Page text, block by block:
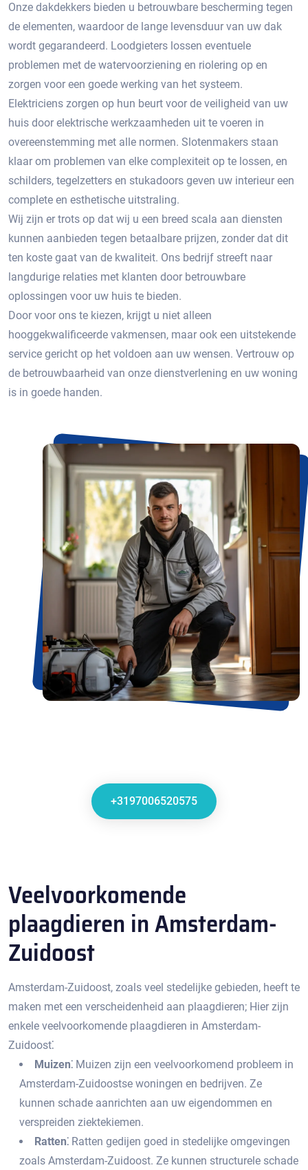
Onze dakdekkers bieden u betrouwbare bescherming tegen
de elementen, waardoor de lange levensduur van uw dak
wordt gegarandeerd. Loodgieters lossen eventuele
problemen met de watervoorziening en riolering op en
zorgen voor een goede werking van het systeem.
Elektriciens zorgen op hun beurt voor de veiligheid van uw
huis door elektrische werkzaamheden uit te voeren in
overeenstemming met alle normen. Slotenmakers staan ​​
klaar om problemen van elke complexiteit op te lossen, en
schilders, tegelzetters en stukadoors geven uw interieur een
complete en esthetische uitstraling.
Wij zijn er trots op dat wij u een breed scala aan diensten
kunnen aanbieden tegen betaalbare prijzen, zonder dat dit
ten koste gaat van de kwaliteit. Ons bedrijf streeft naar
langdurige relaties met klanten door betrouwbare
oplossingen voor uw huis te bieden.
Door voor ons te kiezen, krijgt u niet alleen
hooggekwalificeerde vakmensen, maar ook een uitstekende
service gericht op het voldoen aan uw wensen. Vertrouw op
de betrouwbaarheid van onze dienstverlening en uw woning
is in goede handen.
+3197006520575
Veelvoorkomende
plaagdieren in Amsterdam-
Zuidoost
Amsterdam-Zuidoost, zoals veel stedelijke gebieden, heeft te
maken met een verscheidenheid aan plaagdieren; Hier zijn
enkele veelvoorkomende plaagdieren in Amsterdam-
Zuidoost⁚
Muizen⁚ Muizen zijn een veelvoorkomend probleem in
Amsterdam-Zuidoostse woningen en bedrijven.​ Ze
kunnen schade aanrichten aan uw eigendommen en
verspreiden ziektekiemen.​
Ratten⁚ Ratten gedijen goed in stedelijke omgevingen
zoals Amsterdam-Zuidoost.​ Ze kunnen structurele schade